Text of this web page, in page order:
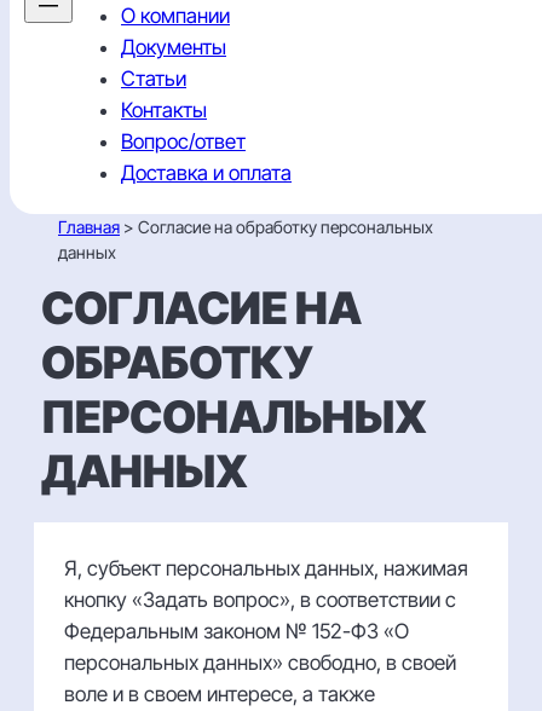
О компании
Документы
Статьи
Контакты
Вопрос/ответ
Доставка и оплата
Главная > Согласие на обработку персональных
данных
СОГЛАСИЕ НА
ОБРАБОТКУ
ПЕРСОНАЛЬНЫХ
ДАННЫХ
Я, субъект персональных данных, нажимая
кнопку «Задать вопрос», в соответствии с
Федеральным законом № 152-ФЗ «О
персональных данных» свободно, в своей
воле и в своем интересе, а также